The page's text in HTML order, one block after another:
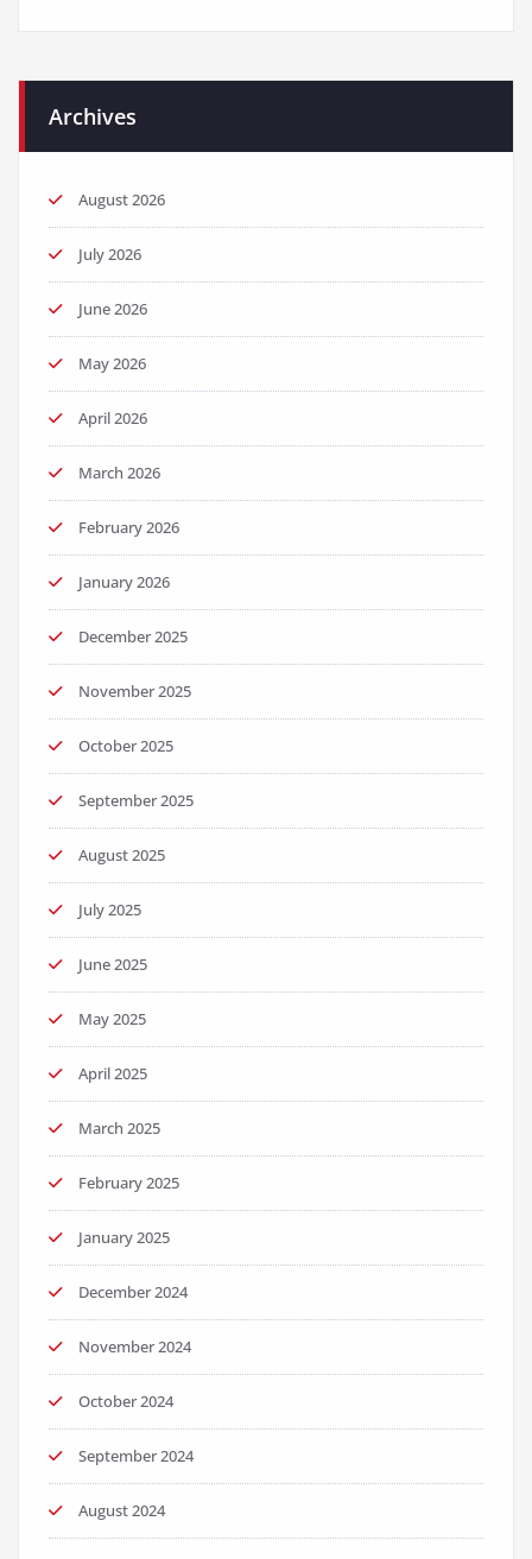
Archives
August 2026
July 2026
June 2026
May 2026
April 2026
March 2026
February 2026
January 2026
December 2025
November 2025
October 2025
September 2025
August 2025
July 2025
June 2025
May 2025
April 2025
March 2025
February 2025
January 2025
December 2024
November 2024
October 2024
September 2024
August 2024